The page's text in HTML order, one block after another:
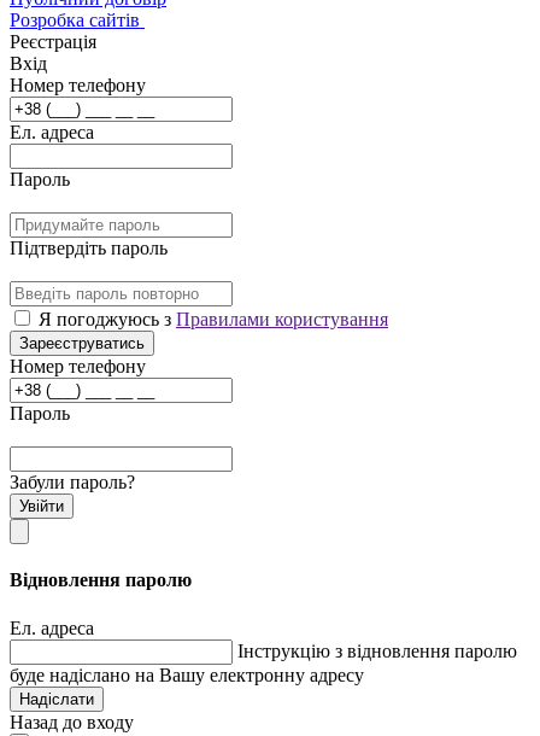
Розробка сайтів
Реєстрація
Вхід
Номер телефону
Ел. адреса
Пароль
Підтвердіть пароль
Я погоджуюсь з Правилами користування
Зареєструватись
Номер телефону
Пароль
Забули пароль?
Увійти
Відновлення паролю
Ел. адреса
Інструкцію з відновлення паролю
буде надіслано на Вашу електронну адресу
Надіслати
Назад до входу